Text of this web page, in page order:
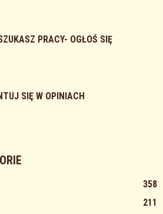
PRACY- OGŁOŚ SIĘ
SIĘ W OPINIACH
358
211